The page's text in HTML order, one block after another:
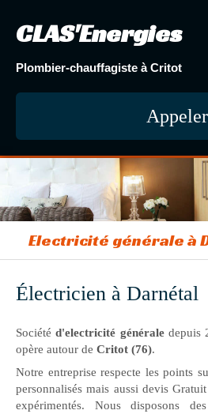
CLAS'Energies
Plombier-chauffagiste à Critot
Appeler
Electricité générale à
Électricien à Darnétal
Société d'electricité généraledepuis
opère autour de Critot (76).
Notre entreprise respecte les points
personnalisés mais aussi devis
expérimentés. Nous disposons